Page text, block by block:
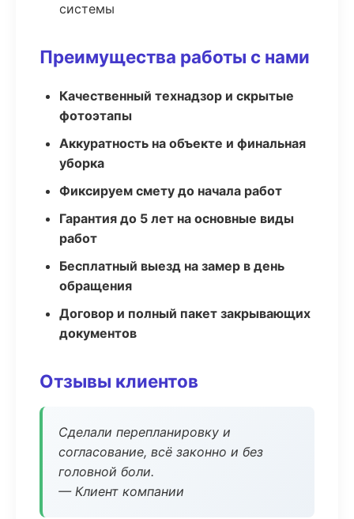
системы
Преимущества работы с нами
Качественный технадзор и скрытые
фотоэтапы
Аккуратность на объекте и финальная
уборка
Фиксируем смету до начала работ
Гарантия до 5 лет на основные виды
работ
Бесплатный выезд на замер в день
обращения
Договор и полный пакет закрывающих
документов
Отзывы клиентов
Сделали перепланировку и
согласование, всё законно и без
головной боли.
— Клиент компании